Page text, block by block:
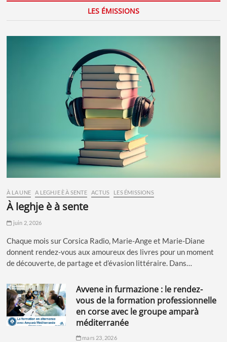
LES ÉMISSIONS
À LA UNE A LEGHJE È À SENTE ACTUS LES ÉMISSIONS
à leghje è à sente
juin 2, 2026
Chaque mois sur Corsica Radio, Marie-Ange et Marie-Diane
donnent rendez-vous aux amoureux des livres pour un moment
de découverte, de partage et d’évasion littéraire. Dans…
avvene in furmazione : le rendez-
vous de la formation professionnelle
en corse avec le groupe amparà
méditerranée
mars 23, 2026